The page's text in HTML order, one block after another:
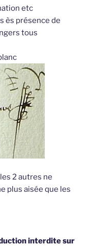
etc
ès présence de
tous
2 autres ne
plus aisée que les
interdite sur